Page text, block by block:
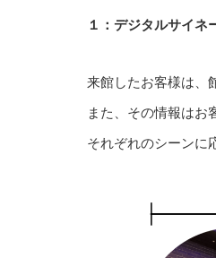
１：デジタルサイネ
来館したお客様は、
また、その情報はお
それぞれのシーンに